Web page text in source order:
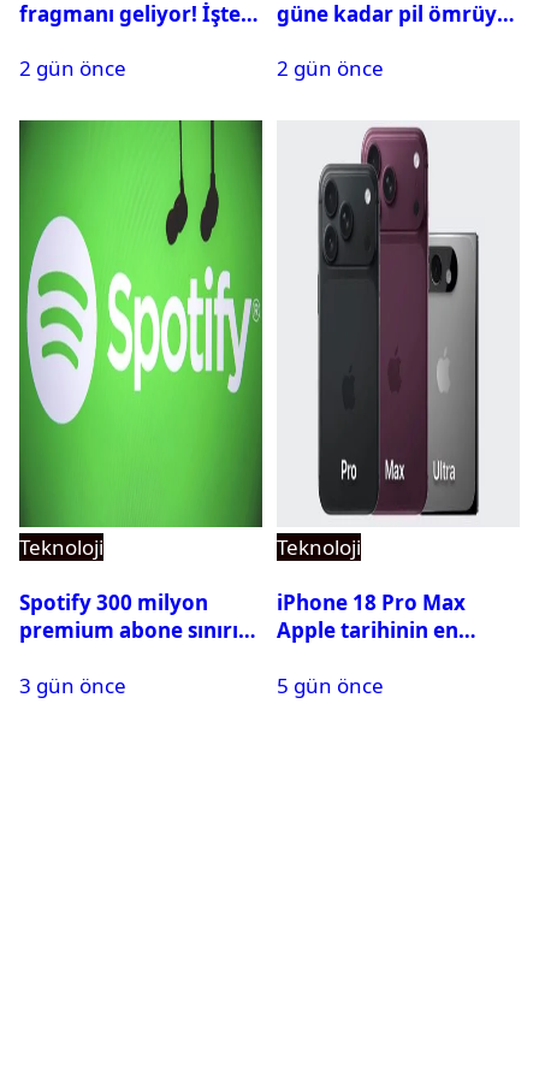
fragmanı geliyor! İşte
2 gün önce
güne kadar pil ömrüyle
2 gün önce
Teknoloji
Spotify 300 milyon
premium abone sınırını
3 gün önce
Teknoloji
iPhone 18 Pro Max
Apple tarihinin en
5 gün önce